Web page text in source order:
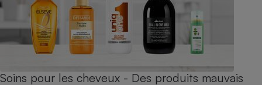
Soins pour les cheveux - Des produits mauvais